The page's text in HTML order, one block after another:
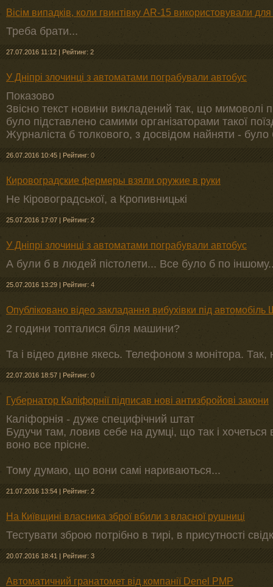
Вісім випадків, коли гвинтівку AR-15 використовували
Треба брати...
27.07.2016 11:12 | Рейтинг: 2
У Дніпрі злочинці з автоматами пограбували автобус
Показово
Звісно текст новини викладений так, що мимоволі
було підставлено самими організаторами такої
Журналіста б толкового, з досвідом найняти -
26.07.2016 10:45 | Рейтинг: 0
Кировоградские фермеры взяли оружие в руки
Не Кіровоградської, а Кропивницькі
25.07.2016 17:07 | Рейтинг: 2
У Дніпрі злочинці з автоматами пограбували автобус
А були б в людей пістолети... Все було б по
25.07.2016 13:29 | Рейтинг: 4
Опубліковано відео закладання вибухівки під
2 години топталися біля машини?
Та і відео дивне якесь. Телефоном з монітора. Так,
22.07.2016 18:57 | Рейтинг: 0
Губернатор Каліфорнії підписав нові антизбройові закони
Каліфорнія - дуже специфічний штат
Будучи там, ловив себе на думці, що так і хочеться
воно все прісне.
Тому думаю, що вони самі нариваються...
21.07.2016 13:54 | Рейтинг: 2
На Київщині власника зброї вбили з власної рушниці
Тестувати зброю потрібно в тирі, в присутності
20.07.2016 18:41 | Рейтинг: 3
Автоматичний гранатомет від компанії Denel PMP